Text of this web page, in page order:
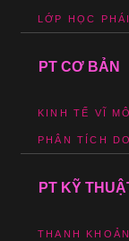
LỚP HỌC
PT CƠ BẢN
KINH TẾ VĨ MÔ
PHÂN TÍCH
PT KỸ
THANH KHOẢN